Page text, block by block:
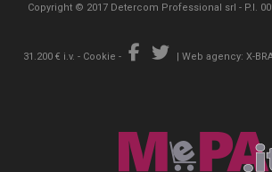
Copyright © 2017 Detercom Professional srl - P.I.
31.200 € i.v. - Cookie - | Web agency: X-